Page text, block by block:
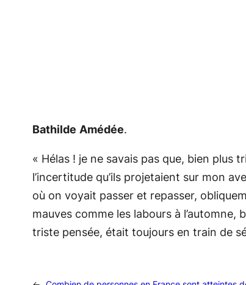
Bathilde Amédée.
« Hélas ! je ne savais pas que, bien
l’incertitude qu’ils projetaient sur mon
où on voyait passer et repasser,
mauves comme les labours à
triste pensée, était toujours en train de